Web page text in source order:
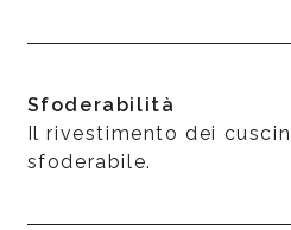
Sfoderabilità
Il rivestimento dei
sfoderabile.